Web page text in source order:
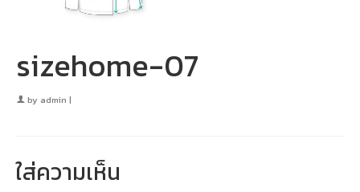
sizehome-07
by admin |
ใส่ความเห็น